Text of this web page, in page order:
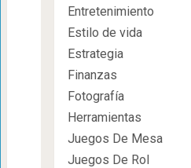
Entretenimiento
Estilo de vida
Estrategia
Finanzas
Fotografía
Herramientas
Juegos De Mesa
Juegos De Rol